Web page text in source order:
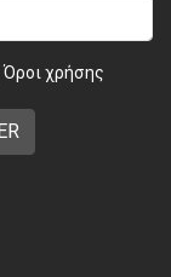
Όροι χρήσης